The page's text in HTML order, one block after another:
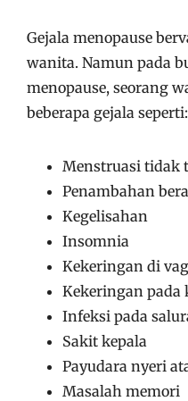
Gejala menopause
wanita. Namun pada
menopause, seorang
beberapa gejala seperti:
Menstruasi tidak
Penambahan
Kegelisahan
Insomnia
Kekeringan di
Kekeringan
Infeksi pada
Sakit kepala
Payudara nyeri
Masalah memori